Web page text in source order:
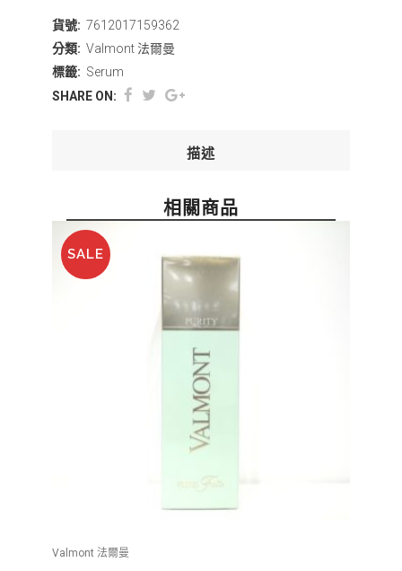
貨號: 7612017159362
分類: Valmont 法爾曼
標籤: Serum
SHARE ON:
描述
相關商品
SALE
Valmont 法爾曼